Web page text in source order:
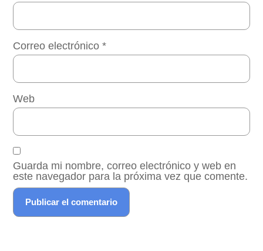
Correo electrónico*
Web
Guarda mi nombre, correo electrónico y web en
este navegador para la próxima vez que comente.